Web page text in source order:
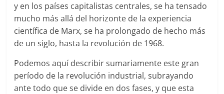
y en los países capitalistas centrales, se ha tensado
mucho más allá del horizonte de la experiencia
científica de Marx, se ha prolongado de hecho más
de un siglo, hasta la revolución de 1968.
Podemos aquí describir sumariamente este gran
período de la revolución industrial, subrayando
ante todo que se divide en dos fases, y que esta